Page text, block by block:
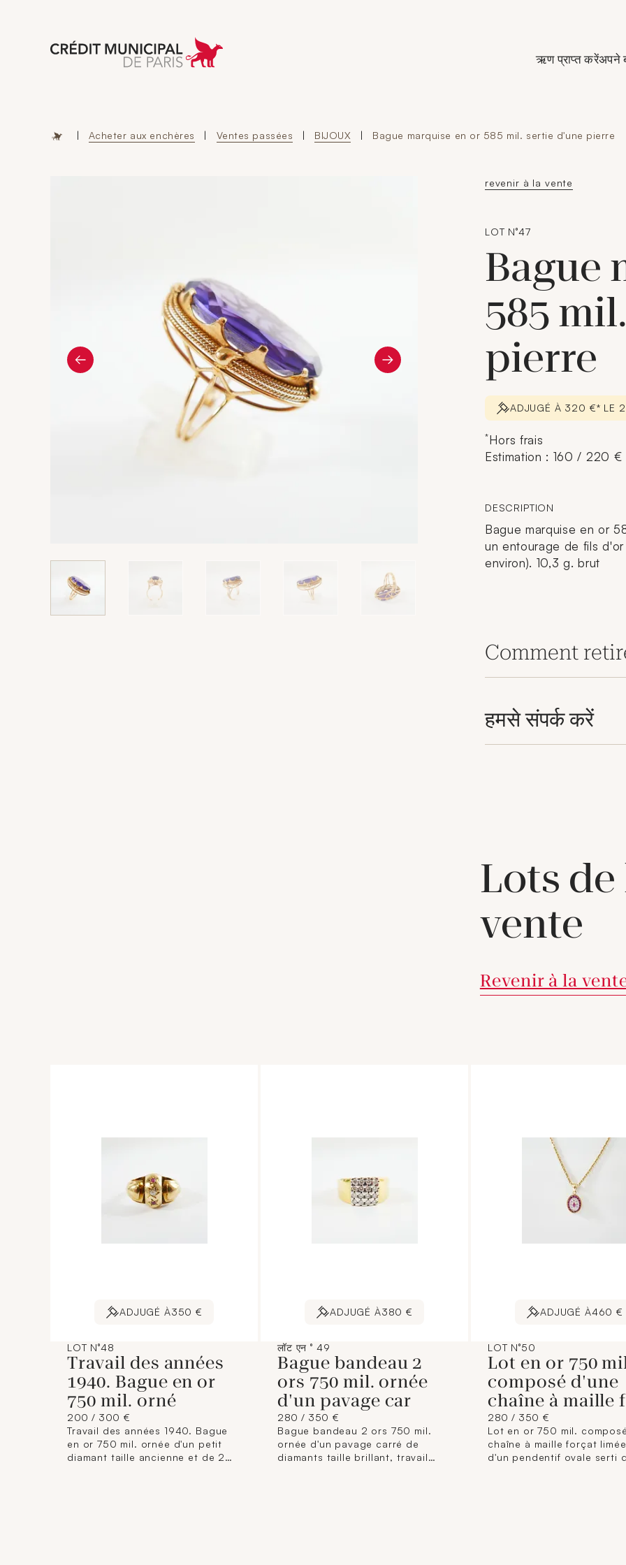
Aller à l'accueil de Crédit Municipal de Paris
ऋण प्राप्त करेंअपने
| Acheter aux enchères | Ventes passées | BIJOUX | Bague marquise en or 585 mil. sertie d'une pierre
revenir à la vente
LOT N°47
Bague
585
pierre
ADJUGÉ À 320 €* LE
*Hors frais
Estimation : 160 / 220 €
DESCRIPTION
Bague marquise en or
un entourage de fils
environ). 10,3 g. brut
Comment
हमसे संपर्क करें
Lots de
vente
Revenir à la
ADJUGÉ À350 €
LOT N°48
Travail des années
1940. Bague en or
750 mil. orné
200 / 300 €
Travail des années 1940. Bague
en or 750 mil. ornée d'un petit
diamant taille ancienne et de 2
ADJUGÉ À380 €
लॉट एन ° 49
Bague bandeau 2
ors 750 mil. ornée
d'un pavage car
280 / 350 €
Bague bandeau 2 ors 750 mil.
ornée d'un pavage carré de
diamants taille brillant, travail
ADJUGÉ À460 €
LOT N°50
Lot en or 750
composé d'une
chaîne à maille f
280 / 350 €
Lot en or 750 mil.
chaîne à maille forçat
d'un pendentif ovale serti